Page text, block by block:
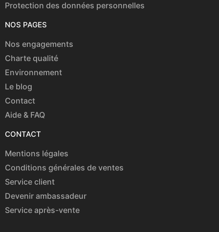
Protection des données personnelles
NOS PAGES
Nos engagements
Charte qualité
Environnement
Le blog
Contact
Aide & FAQ
CONTACT
Mentions légales
Conditions générales de ventes
Service client
Devenir ambassadeur
Service après-vente